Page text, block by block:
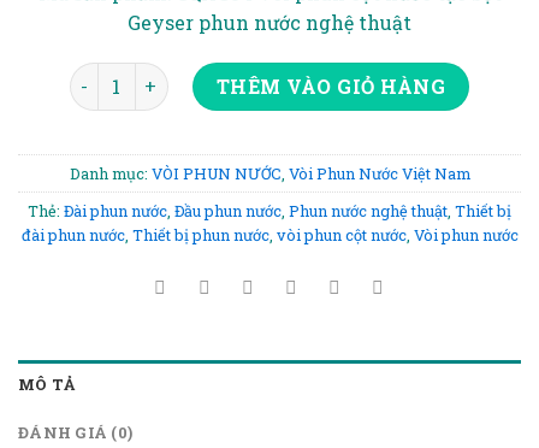
Geyser phun nước nghệ thuật
VÒI PHUN CỘT NƯỚC GEYSER 34 số lượng
THÊM VÀO GIỎ HÀNG
Danh mục: VÒI PHUN NƯỚC, Vòi Phun Nước Việt Nam
Thẻ: Đài phun nước, Đầu phun nước, Phun nước nghệ thuật, Thiết bị
đài phun nước, Thiết bị phun nước, vòi phun cột nước, Vòi phun nước
MÔ TẢ
ĐÁNH GIÁ (0)